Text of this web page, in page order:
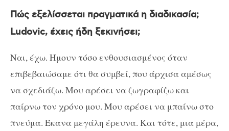
Πώς εξελίσσεται πραγματικά η διαδικασία;
Ludovic, έχεις ήδη ξεκινήσει;
Ναι, έχω. Ήμουν τόσο ενθουσιασμένος όταν
επιβεβαιώσαμε ότι θα συμβεί, που άρχισα αμέσως
να σχεδιάζω. Μου αρέσει να ζωγραφίζω και
παίρνω τον χρόνο μου. Μου αρέσει να μπαίνω στο
πνεύμα. Έκανα μεγάλη έρευνα. Και τότε, μια μέρα,